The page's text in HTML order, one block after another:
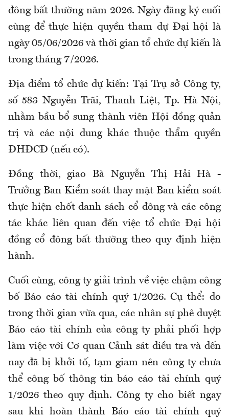
đông bất thường năm 2026. Ngày đăng ký cuối
cùng để thực hiện quyền tham dự Đại hội là
ngày 05/06/2026 và thời gian tổ chức dự kiến là
trong tháng 7/2026.
Địa điểm tổ chức dự kiến: Tại Trụ sở Công ty,
số 583 Nguyễn Trãi, Thanh Liệt, Tp. Hà Nội,
nhằm bầu bổ sung thành viên Hội đồng quản
trị và các nội dung khác thuộc thẩm quyền
ĐHĐCĐ (nếu có).
Đồng thời, giao Bà Nguyễn Thị Hải Hà -
Trưởng Ban Kiểm soát thay mặt Ban kiểm soát
thực hiện chốt danh sách cổ đông và các công
tác khác liên quan đến việc tổ chức Đại hội
đồng cổ đông bất thường theo quy định hiện
hành.
Cuối cùng, công ty giải trình về việc chậm công
bố Báo cáo tài chính quý 1/2026. Cụ thể: do
trong thời gian vừa qua, các nhân sự phê duyệt
Báo cáo tài chính của công ty phải phối hợp
làm việc với Cơ quan Cảnh sát điều tra và đến
nay đã bị khởi tố, tạm giam nên công ty chưa
thể công bố thông tin báo cáo tài chính quý
1/2026 theo quy định. Công ty cho biết ngay
sau khi hoàn thành Báo cáo tài chính quý